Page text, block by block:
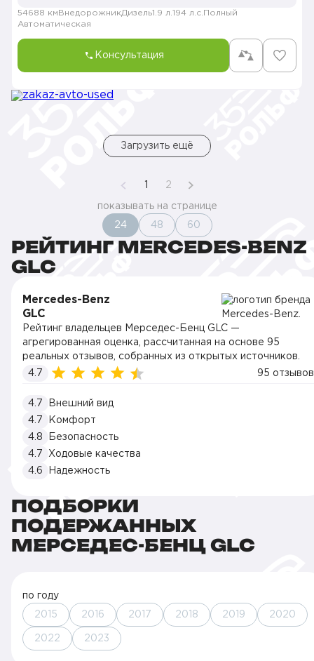
54688 км ВнедорожникДизель1.9 л. 194 л.с. Полный
Автоматическая
Консультация
Загрузить ещё
2
показывать на странице
24 48 60
РЕЙТИНГ MERCEDES-BENZ
GLC
Mercedes-Benz
GLC
Рейтинг владельцев Мерседес-Бенц GLC —
агрегированная оценка, рассчитанная на основе 95
реальных отзывов, собранных из открытых источников.
4.7
95 отзывов
4.7
Внешний вид
4.7
Комфорт
4.8
Безопасность
4.7
Ходовые качества
4.6
Надежность
ПОДБОРКИ
ПОДЕРЖАННЫХ
МЕРСЕДЕС-БЕНЦ GLC
по году
2015 2016 2017 2018 2019 2020
2022 2023